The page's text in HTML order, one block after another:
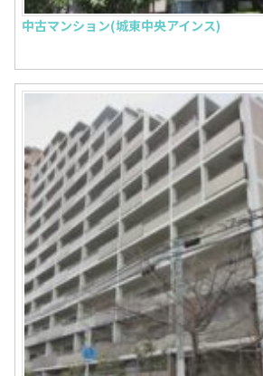
中古マンション(城東中央アインス)